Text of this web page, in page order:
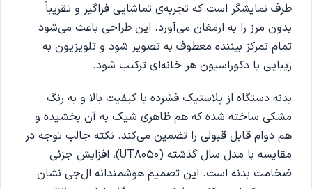
طرف نمایشگر است که تجربه‌ی تماشایی فراگیر و تقریباً
بدون مرز را به ارمغان می‌آورد. این طراحی باعث می‌شود
تمام تمرکز بیننده معطوف به تصویر شود و تلویزیون به
زیبایی با دکوراسیون هر خانه‌ای ترکیب شود.
بدنه دستگاه از پلاستیک فشرده با کیفیت بالا و به رنگ
مشکی ساخته شده که هم ظاهری شیک به آن بخشیده و
هم دوام قابل قبولی را تضمین می‌کند. نکته جالب توجه در
مقایسه با مدل سال گذشته (UT8050)، افزایش جزئی
ضخامت بدنه است. این تصمیم هوشمندانه ال‌جی نشان